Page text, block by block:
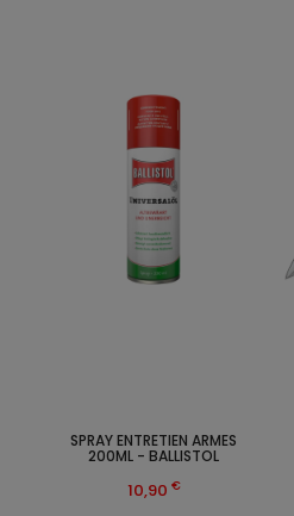
SPRAY ENTRETIEN ARMES
200ML - BALLISTOL
10,90 €